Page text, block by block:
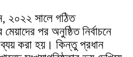
২০২২ সালে গঠিত
মেয়াদের পর অনুষ্ঠিত নির্বাচনে
করা হয়। কিন্তু প্রধান